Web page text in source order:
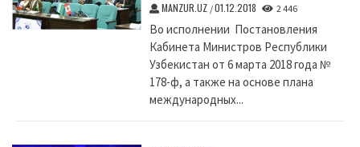
MANZUR.UZ /01.12.2018 2 446
Во исполнении Постановления
Кабинета Министров Республики
Узбекистан от 6 марта 2018 года №
178-ф, а также на основе плана
международных...